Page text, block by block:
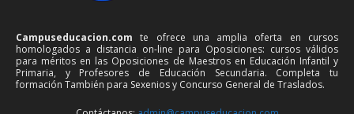
Campuseducacion.com te ofrece una amplia oferta en cursos
homologados a distancia on-line para Oposiciones: cursos válidos
para méritos en las Oposiciones de Maestros en Educación Infantil y
Primaria, y Profesores de Educación Secundaria. Completa tu
formación También para Sexenios y Concurso General de Traslados.